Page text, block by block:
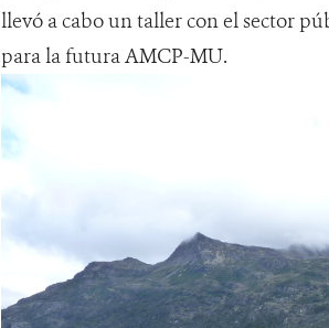
llevó a cabo un taller con el sector
para la futura AMCP-MU.